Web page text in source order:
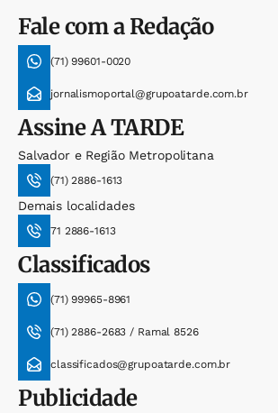
Fale com a Redação
(71) 99601-0020
jornalismoportal@grupoatarde.com.br
AssineA TARDE
Salvador e Região Metropolitana
(71) 2886-1613
Demais localidades
71 2886-1613
Classificados
(71) 99965-8961
(71) 2886-2683 / Ramal 8526
classificados@grupoatarde.com.br
Publicidade